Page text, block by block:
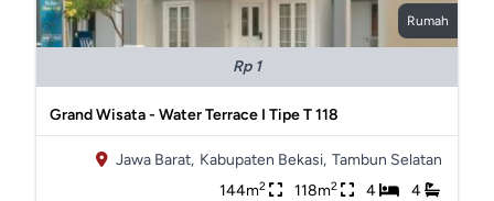
Rumah
Rp 1
Grand Wisata - Water Terrace I Tipe T 118
Jawa Barat, Kabupaten Bekasi, Tambun Selatan
144m2 118m2 4 4